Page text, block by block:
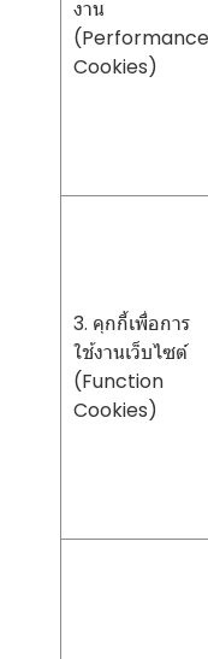
งาน
(Performance
Cookies)
3. คุกกี้เพื่อการ
ใช้งานเว็บไซต์
(Function
Cookies)